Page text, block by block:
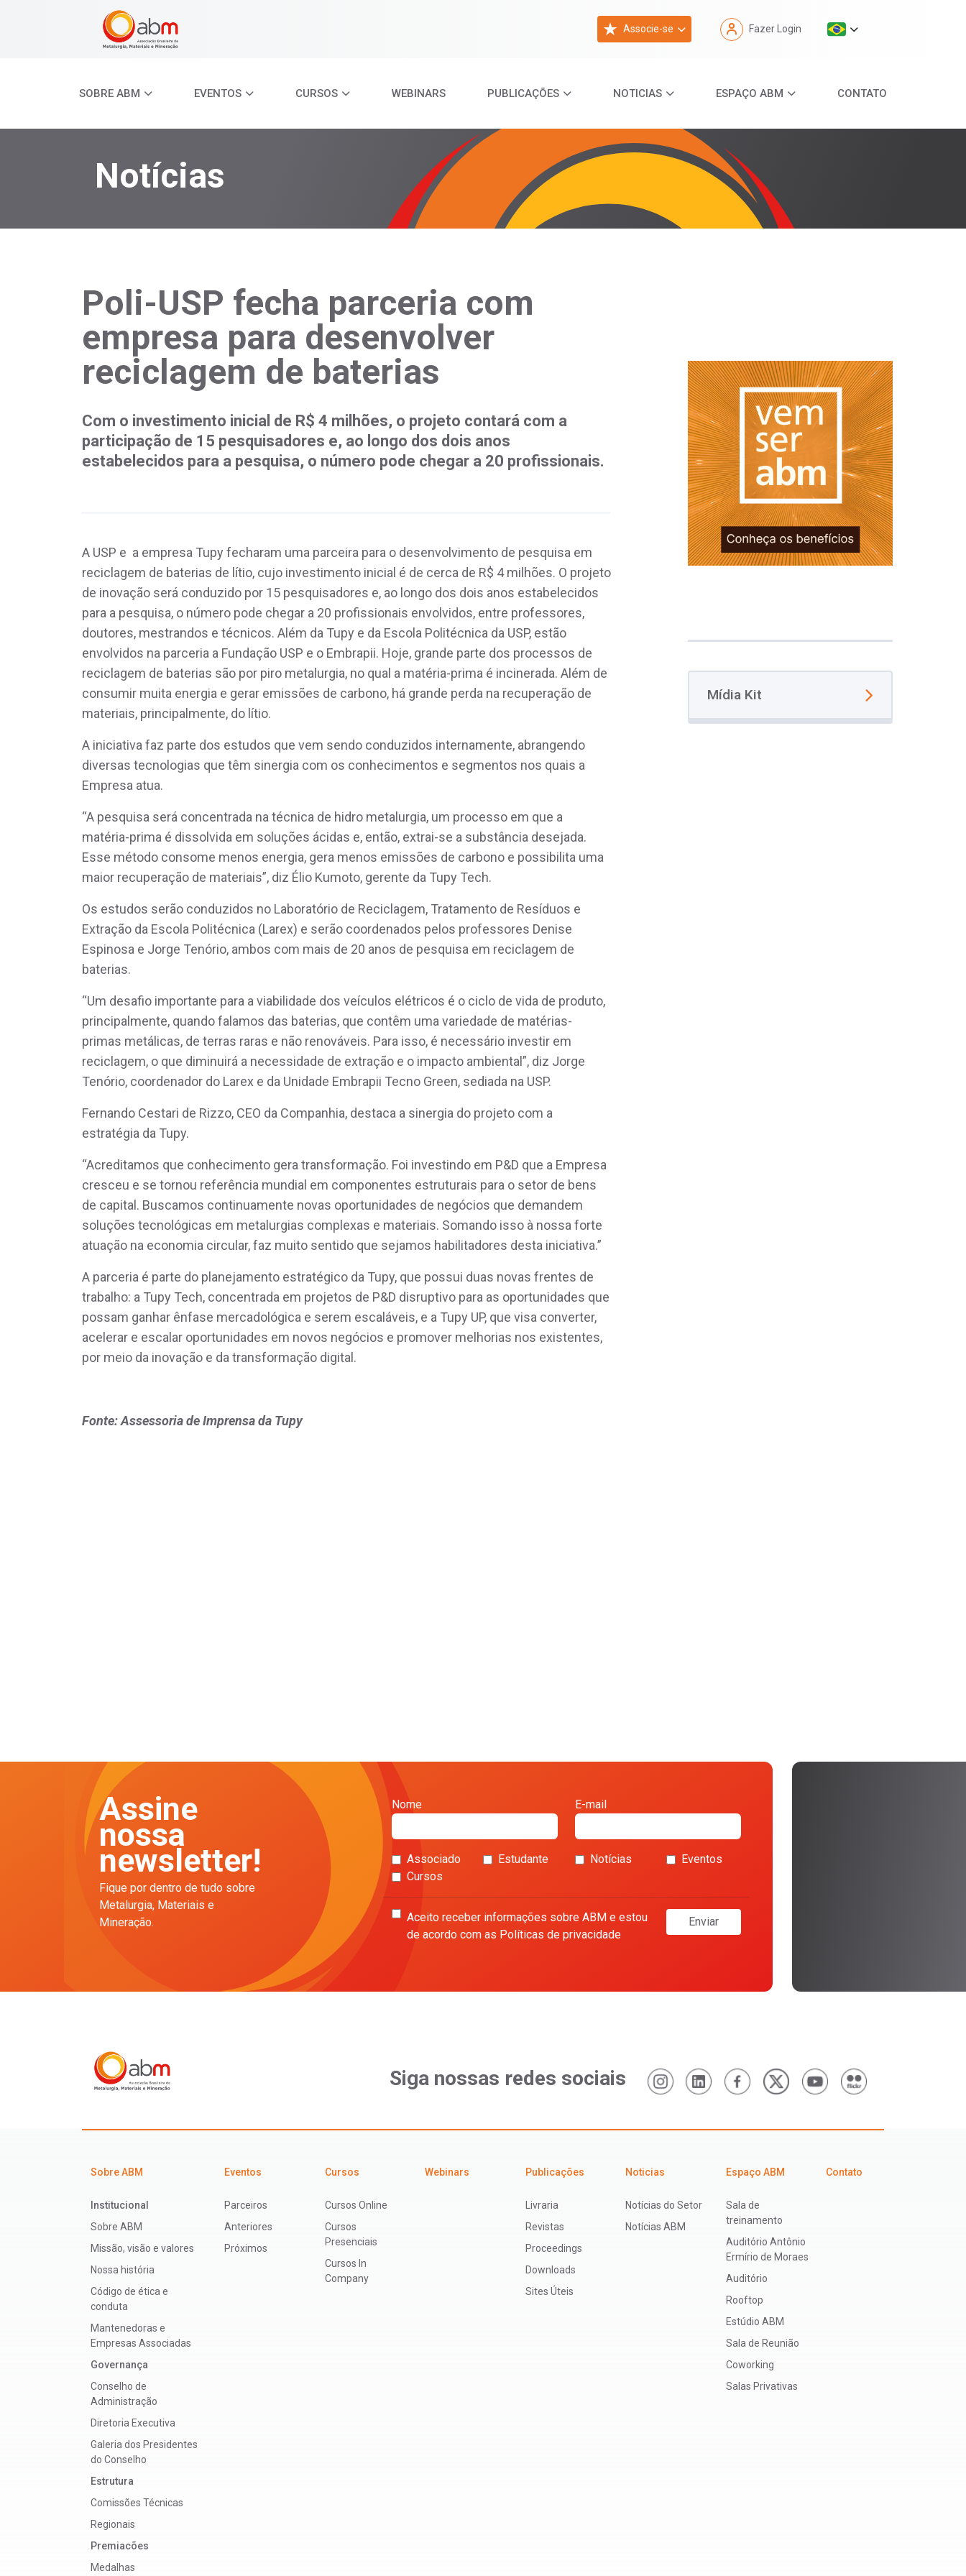
Associe-se Fazer Login
SOBRE ABM EVENTOS CURSOS WEBINARS PUBLICAÇÕES NOTICIAS ESPAÇO ABM CONTATO
Notícias
Poli-USP fecha parceria com
empresa para desenvolver
reciclagem de baterias
Com o investimento inicial de R$ 4 milhões, o projeto contará com a
participação de 15 pesquisadores e, ao longo dos dois anos
estabelecidos para a pesquisa, o número pode chegar a 20 profissionais.
A USP e a empresa Tupy fecharam uma parceira para o desenvolvimento de pesquisa em
reciclagem de baterias de lítio, cujo investimento inicial é de cerca de R$ 4 milhões. O projeto
de inovação será conduzido por 15 pesquisadores e, ao longo dos dois anos estabelecidos
para a pesquisa, o número pode chegar a 20 profissionais envolvidos, entre professores,
doutores, mestrandos e técnicos. Além da Tupy e da Escola Politécnica da USP, estão
envolvidos na parceria a Fundação USP e o Embrapii. Hoje, grande parte dos processos de
reciclagem de baterias são por piro metalurgia, no qual a matéria-prima é incinerada. Além de
consumir muita energia e gerar emissões de carbono, há grande perda na recuperação de
materiais, principalmente, do lítio.
A iniciativa faz parte dos estudos que vem sendo conduzidos internamente, abrangendo
diversas tecnologias que têm sinergia com os conhecimentos e segmentos nos quais a
Empresa atua.
“A pesquisa será concentrada na técnica de hidro metalurgia, um processo em que a
matéria-prima é dissolvida em soluções ácidas e, então, extrai-se a substância desejada.
Esse método consome menos energia, gera menos emissões de carbono e possibilita uma
maior recuperação de materiais”, diz Élio Kumoto, gerente da Tupy Tech.
Os estudos serão conduzidos no Laboratório de Reciclagem, Tratamento de Resíduos e
Extração da Escola Politécnica (Larex) e serão coordenados pelos professores Denise
Espinosa e Jorge Tenório, ambos com mais de 20 anos de pesquisa em reciclagem de
baterias.
“Um desafio importante para a viabilidade dos veículos elétricos é o ciclo de vida de produto,
principalmente, quando falamos das baterias, que contêm uma variedade de matérias-
primas metálicas, de terras raras e não renováveis. Para isso, é necessário investir em
reciclagem, o que diminuirá a necessidade de extração e o impacto ambiental”, diz Jorge
Tenório, coordenador do Larex e da Unidade Embrapii Tecno Green, sediada na USP.
Fernando Cestari de Rizzo, CEO da Companhia, destaca a sinergia do projeto com a
estratégia da Tupy.
“Acreditamos que conhecimento gera transformação. Foi investindo em P&D que a Empresa
cresceu e se tornou referência mundial em componentes estruturais para o setor de bens
de capital. Buscamos continuamente novas oportunidades de negócios que demandem
soluções tecnológicas em metalurgias complexas e materiais. Somando isso à nossa forte
atuação na economia circular, faz muito sentido que sejamos habilitadores desta iniciativa.”
A parceria é parte do planejamento estratégico da Tupy, que possui duas novas frentes de
trabalho: a Tupy Tech, concentrada em projetos de P&D disruptivo para as oportunidades que
possam ganhar ênfase mercadológica e serem escaláveis, e a Tupy UP, que visa converter,
acelerar e escalar oportunidades em novos negócios e promover melhorias nos existentes,
por meio da inovação e da transformação digital.
Fonte: Assessoria de Imprensa da Tupy
Mídia Kit
Assine
nossa
newsletter!
Fique por dentro de tudo sobre
Metalurgia, Materiais e
Mineração.
Nome E-mail
Associado Estudante Notícias
Eventos
Cursos
Aceito receber informações sobre ABM e estou
de acordo com as Políticas de privacidade
Enviar
Siga nossas redes sociais
Sobre ABM
Institucional
Sobre ABM
Missão, visão e valores
Nossa história
Código de ética e
conduta
Mantenedoras e
Empresas Associadas
Governança
Conselho de
Administração
Diretoria Executiva
Galeria dos Presidentes
do Conselho
Estrutura
Comissões Técnicas
Regionais
Premiacões
Medalhas
Eventos
Parceiros
Anteriores
Próximos
Cursos
Cursos Online
Cursos
Presenciais
Cursos In
Company
Webinars Publicações
Livraria
Revistas
Proceedings
Downloads
Sites Úteis
Noticias
Notícias do Setor
Notícias ABM
Espaço ABM
Sala de
treinamento
Auditório Antônio
Ermírio de Moraes
Auditório
Rooftop
Estúdio ABM
Sala de Reunião
Coworking
Salas Privativas
Contato